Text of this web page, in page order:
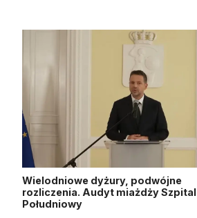
Wielodniowe dyżury, podwójne
rozliczenia. Audyt miażdży Szpital
Południowy